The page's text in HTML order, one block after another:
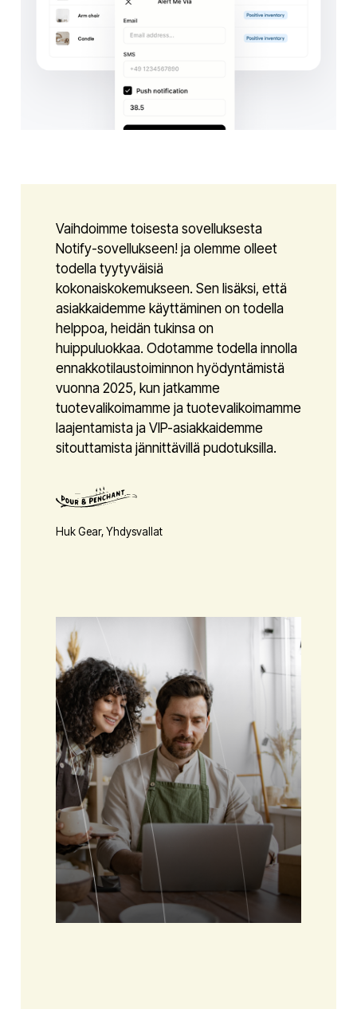
Vaihdoimme toisesta sovelluksesta
Notify-sovellukseen! ja olemme olleet
todella tyytyväisiä
kokonaiskokemukseen. Sen lisäksi, että
asiakkaidemme käyttäminen on todella
helppoa, heidän tukinsa on
huippuluokkaa. Odotamme todella innolla
ennakkotilaustoiminnon hyödyntämistä
vuonna 2025, kun jatkamme
tuotevalikoimamme ja tuotevalikoimamme
laajentamista ja VIP-asiakkaidemme
sitouttamista jännittävillä pudotuksilla.
Huk Gear, Yhdysvallat